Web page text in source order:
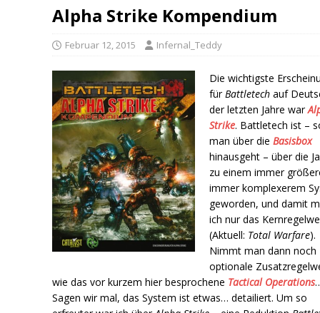
Alpha Strike Kompendium
Februar 12, 2015 Infernal_Teddy
Die wichtigste
für Battletech auf
der letzten Jahre war
Strike. Battletech ist –
man über dieBasisbox
hinausgeht – über die
zu einem immer
immer komplexerem
geworden, und damit
ich nur das
(Aktuell: Total Warfare).
Nimmt man dann noch
optionale
wie das vor kurzem hier besprochene Tactical Operations
Sagen wir mal, das System ist etwas… detailiert. Um so